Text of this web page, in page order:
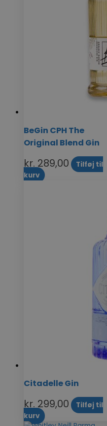
BeGin CPH The
Original Blend Gin
kr. 289,00
Tilføj til
kurv
Citadelle Gin
kr. 299,00
Tilføj til
kurv